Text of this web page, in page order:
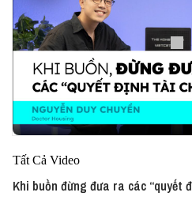
Tất Cả Video
Khi buồn đừng đưa ra các “quyết